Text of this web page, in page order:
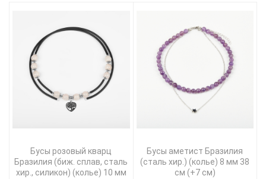
Бусы розовый кварц
Бразилия (биж. сплав, сталь
хир., силикон) (колье) 10 мм
Бусы аметист Бразилия
(сталь хир.) (колье) 8 мм 38
см (+7 см)